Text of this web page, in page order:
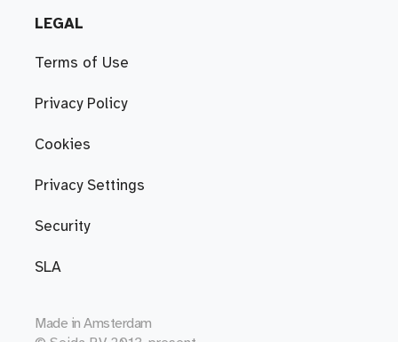
LEGAL
Terms of Use
Privacy Policy
Cookies
Privacy Settings
Security
SLA
Made in Amsterdam